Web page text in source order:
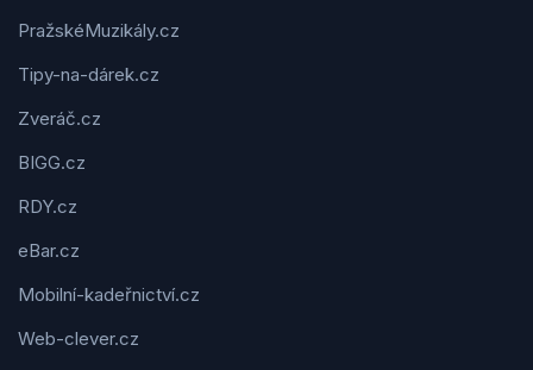
PražskéMuzikály.cz
Tipy-na-dárek.cz
Zveráč.cz
BIGG.cz
RDY.cz
eBar.cz
Mobilní-kadeřnictví.cz
Web-clever.cz